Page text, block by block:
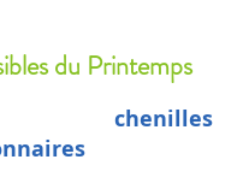
du Printemps